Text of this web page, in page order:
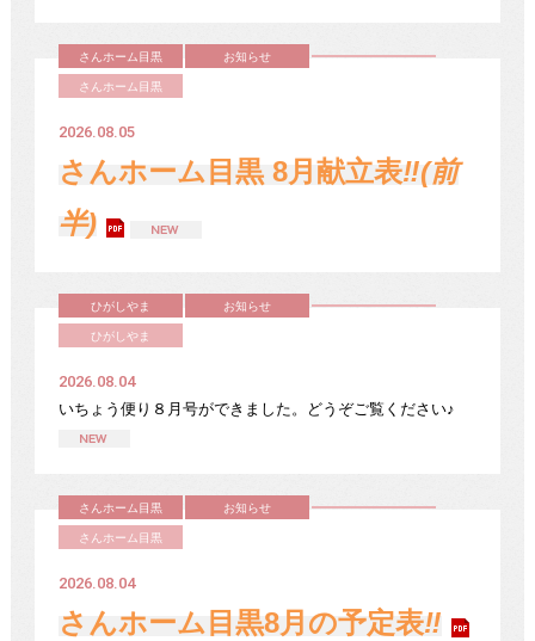
さんホーム目黒
お知らせ
さんホーム目黒
2026.08.05
さんホーム目黒 8月献立表‼(前
半)
ひがしやま
お知らせ
ひがしやま
2026.08.04
いちょう便り８月号ができました。どうぞご覧ください♪
さんホーム目黒
お知らせ
さんホーム目黒
2026.08.04
さんホーム目黒8月の予定表‼